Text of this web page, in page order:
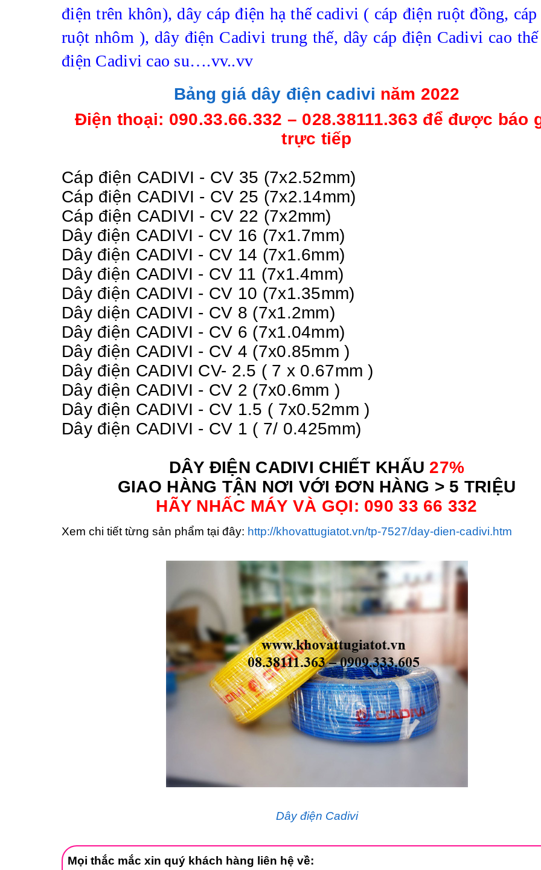
điện trên khôn), dây cáp điện hạ thế cadivi ( cáp điện ruột đồng, cáp
ruột nhôm ), dây điện Cadivi trung thế, dây cáp điện Cadivi cao
điện Cadivi cao su….vv..vv
Bảng giá dây điện cadivi năm 2022
Điện thoại: 090.33.66.332 – 028.38111.363 để được báo
trực tiếp
Cáp điện CADIVI - CV 35 (7x2.52mm)
Cáp điện CADIVI - CV 25 (7x2.14mm)
Cáp điện CADIVI - CV 22 (7x2mm)
Dây điện CADIVI - CV 16 (7x1.7mm)
Dây điện CADIVI - CV 14 (7x1.6mm)
Dây điện CADIVI - CV 11 (7x1.4mm)
Dây điện CADIVI - CV 10 (7x1.35mm)
Dây diện CADIVI - CV 8 (7x1.2mm)
Dây điện CADIVI - CV 6 (7x1.04mm)
Dây điện CADIVI - CV 4 (7x0.85mm )
Dây điện CADIVI CV- 2.5 ( 7 x 0.67mm )
Dây điện CADIVI - CV 2 (7x0.6mm )
Dây điện CADIVI - CV 1.5 ( 7x0.52mm )
Dây điện CADIVI - CV 1 ( 7/ 0.425mm)
DÂY ĐIỆN CADIVI CHIẾT KHẤU 27%
GIAO HÀNG TẬN NƠI VỚI ĐƠN HÀNG > 5 TRIỆU
HÃY NHẤC MÁY VÀ GỌI: 090 33 66 332
Xem chi tiết từng sản phẩm tại đây: http://khovattugiatot.vn/tp-7527/day-dien-cadivi.htm
Dây điện Cadivi
Mọi thắc mắc xin quý khách hàng liên hệ về: